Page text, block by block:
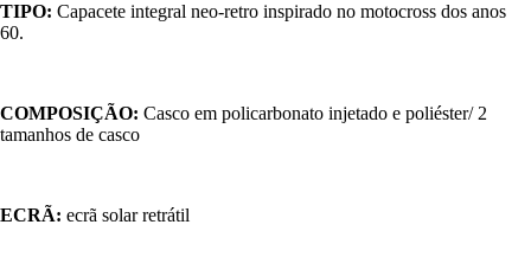
TIPO: Capacete integral neo-retro inspirado no motocross dos anos
60.
COMPOSIÇÃO: Casco em policarbonato injetado e poliéster/ 2
tamanhos de casco
ECRÃ: ecrã solar retrátil